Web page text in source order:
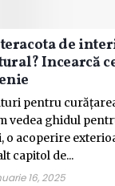
de
Incearcă
pentru
vedea ghidul
o acoperire
capitol de...
16, 2025